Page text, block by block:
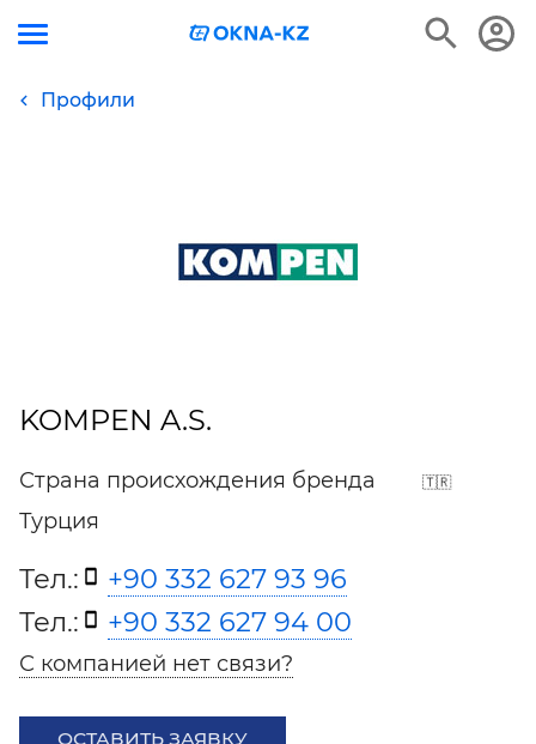
Профили
KOMPEN A.S.
Страна происхождения бренда
Турция
Тел.:
+90 332 627 93 96
Тел.:
+90 332 627 94 00
С компанией нет связи?
ОСТАВИТЬ ЗАЯВКУ